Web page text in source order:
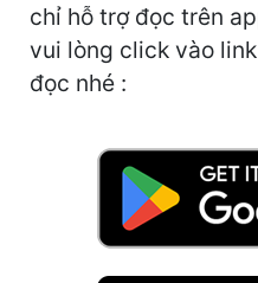
Kỳ Huyễn
Kỳ Ảo
chỉ hỗ trợ đọc trên
vui lòng click vào
đọc nhé :